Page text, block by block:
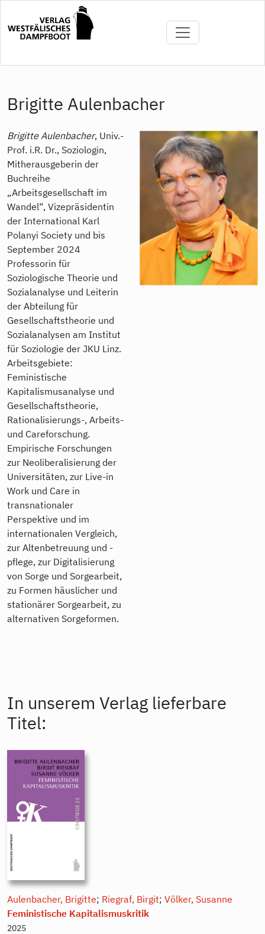
Inhalt
Brigitte Aulenbacher
Brigitte Aulenbacher, Univ.-
Prof. i.R. Dr., Soziologin,
Mitherausgeberin der
Buchreihe
„Arbeitsgesellschaft im
Wandel“, Vizepräsidentin
der International Karl
Polanyi Society und bis
September 2024
Professorin für
Soziologische Theorie und
Sozialanalyse und Leiterin
der Abteilung für
Gesellschaftstheorie und
Sozialanalysen am Institut
für Soziologie der JKU Linz.
Arbeitsgebiete:
Feministische
Kapitalismusanalyse und
Gesellschaftstheorie,
Rationalisierungs-, Arbeits-
und Careforschung.
Empirische Forschungen
zur Neoliberalisierung der
Universitäten, zur Live-in
Work und Care in
transnationaler
Perspektive und im
internationalen Vergleich,
zur Altenbetreuung und -
pflege, zur Digitalisierung
von Sorge und Sorgearbeit,
zu Formen häuslicher und
stationärer Sorgearbeit, zu
alternativen Sorgeformen.
In unserem Verlag lieferbare
Titel:
Aulenbacher, Brigitte; Riegraf, Birgit; Völker, Susanne
Feministische Kapitalismuskritik
2025